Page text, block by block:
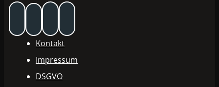
Kontakt
Impressum
DSGVO